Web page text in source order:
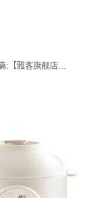
: 【雅客旗舰店】粟米烧软糖水果味500g